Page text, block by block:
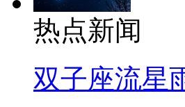
热点新闻
双子座流星